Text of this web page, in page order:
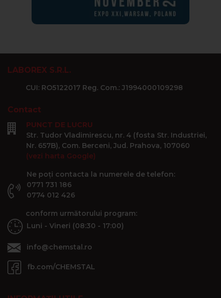
LABOREX S.R.L.
CUI: RO5122017 Reg. Com.: J1994000109298
Contact
PUNCT DE LUCRU
Str. Tudor Vladimirescu, nr. 4 (fosta Str. Industriei,
Nr. 657B), Com. Berceni, Jud. Prahova, 107060
(vezi harta Google)
Ne poți contacta la numerele de telefon:
0771 731 186
0774 012 426
conform următorului program:
Luni - Vineri (08:30 - 17:00)
info@chemstal.ro
fb.com/CHEMSTAL